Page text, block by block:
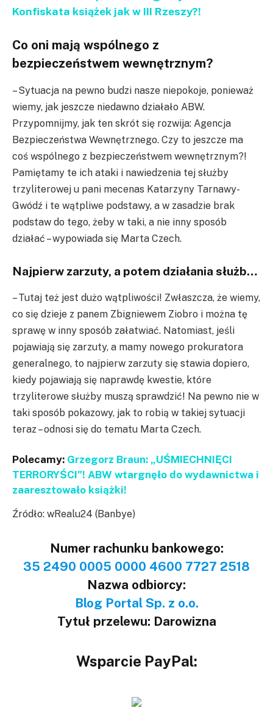
Konfiskata książek jak w III Rzeszy?!
Co oni mają wspólnego z
bezpieczeństwem wewnętrznym?
– Sytuacja na pewno budzi nasze niepokoje, ponieważ
wiemy, jak jeszcze niedawno działało ABW.
Przypomnijmy, jak ten skrót się rozwija: Agencja
Bezpieczeństwa Wewnętrznego. Czy to jeszcze ma
coś wspólnego z bezpieczeństwem wewnętrznym?!
Pamiętamy te ich ataki i nawiedzenia tej służby
trzyliterowej u pani mecenas Katarzyny Tarnawy-
Gwódź i te wątpliwe podstawy, a w zasadzie brak
podstaw do tego, żeby w taki, a nie inny sposób
działać – wypowiada się Marta Czech.
Najpierw zarzuty, a potem działania służb…
– Tutaj też jest dużo wątpliwości! Zwłaszcza, że wiemy,
co się dzieje z panem Zbigniewem Ziobro i można tę
sprawę w inny sposób załatwiać. Natomiast, jeśli
pojawiają się zarzuty, a mamy nowego prokuratora
generalnego, to najpierw zarzuty się stawia dopiero,
kiedy pojawiają się naprawdę kwestie, które
trzyliterowe służby muszą sprawdzić! Na pewno nie w
taki sposób pokazowy, jak to robią w takiej sytuacji
teraz – odnosi się do tematu Marta Czech.
Polecamy: Grzegorz Braun: „UŚMIECHNIĘCI
TERRORYŚCI”! ABW wtargnęło do wydawnictwa i
zaaresztowało książki!
Źródło: wRealu24 (Banbye)
Numer rachunku bankowego:
35 2490 0005 0000 4600 7727 2518
Nazwa odbiorcy:
Blog Portal Sp. z o.o.
Tytuł przelewu: Darowizna
Wsparcie PayPal: